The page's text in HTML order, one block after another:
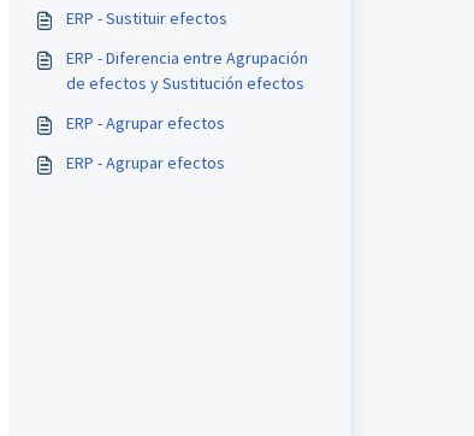
ERP - Sustituir efectos
ERP - Diferencia entre Agrupación
de efectos y Sustitución efectos
ERP - Agrupar efectos
ERP - Agrupar efectos